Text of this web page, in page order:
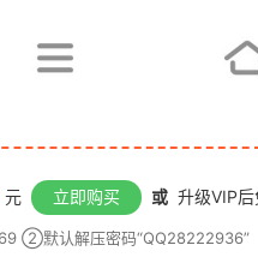
元 立即购买 或 升级VIP后
②默认解压密码“QQ28222936”